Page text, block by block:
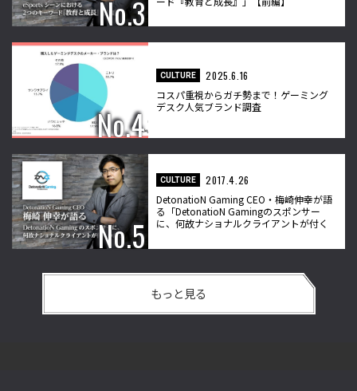
CULTURE
2025.6.16
コスパ重視からガチ勢まで！ゲーミング
デスク人気ブランド調査
CULTURE
2017.4.26
DetonatioN Gaming CEO・梅崎伸幸が語
る「DetonatioN Gamingのスポンサー
に、何故ナショナルクライアントが付く
もっと見る